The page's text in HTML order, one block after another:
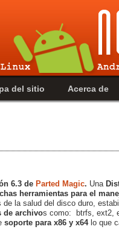
del sitio Acerca de
6.3 de Parted Magic. Una
herramientas para el
la salud del disco duro,
de archivos como: btrfs, ext2,
soporte para x86 y x64lo que